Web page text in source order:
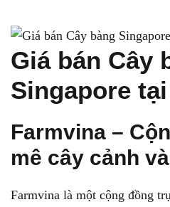
Giá bán Cây
Singapore
Farmvina –
mê cây cảnh
Farmvina là một cộng đồng